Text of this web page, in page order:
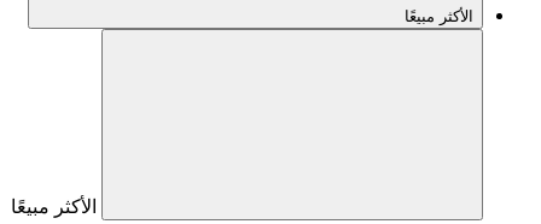
الأكثر مبيعًا
الأكثر مبيعًا